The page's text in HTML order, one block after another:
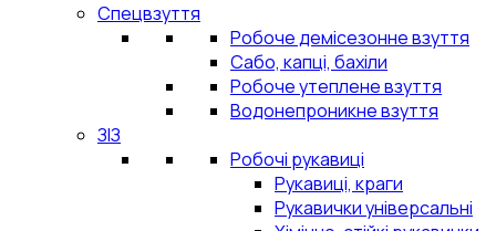
Спецвзуття
Робоче демісезонне взуття
Сабо, капці, бахіли
Робоче утеплене взуття
Водонепроникне взуття
ЗІЗ
Робочі рукавиці
Рукавиці, краги
Рукавички універсальні